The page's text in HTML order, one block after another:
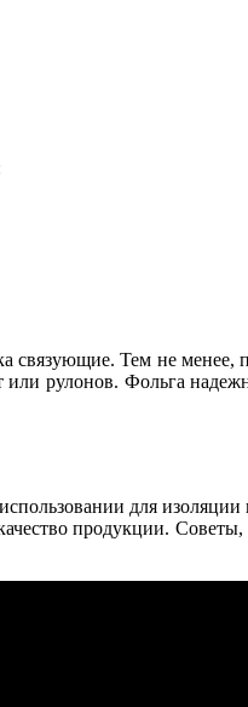
связующие. Тем не
рулонов. Фольга
для
продукции. Советы,